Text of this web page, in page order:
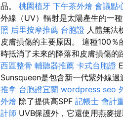
品。 桃園植牙 下午茶外燴 會議點
外線（UV）輻射是太陽產生的一種
照 后里按摩推薦 台胞證 人體無法
皮膚損傷的主要原因。 這種100
時抵消了未來的降落和皮膚損傷的
西區整骨 輔聽器推薦 卡式台胞證
Sunsqueen是包含新一代紫外線過
推拿 台胞證宜蘭 wordpress seo
外燴 除了提供高SPF 記帳士 會計
計師 UVB保護外，它還使用燕麥